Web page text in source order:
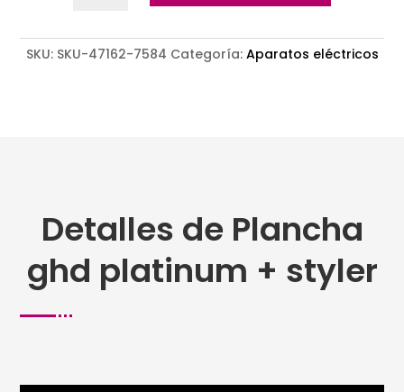
styler
SKU: SKU-47162-7584 Categoría: Aparatos eléctricos
Detalles de Plancha
ghd platinum + styler